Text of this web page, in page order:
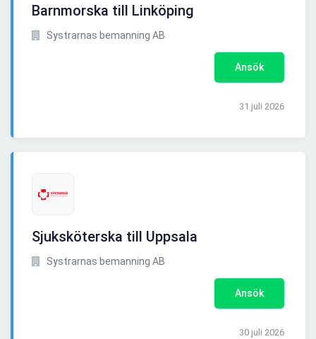
Barnmorska till Linköping
Systrarnas bemanning AB
Ansök
31 juli 2026
Sjuksköterska till Uppsala
Systrarnas bemanning AB
Ansök
30 juli 2026